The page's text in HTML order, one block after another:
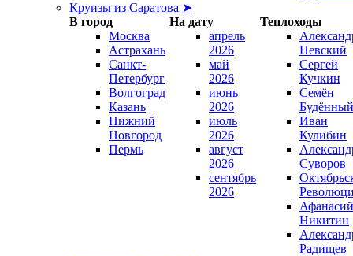
Круизы из Саратова ➤
В город
На дату
Теплоходы
Москва
Астрахань
Санкт-
Петербург
Волгоград
Казань
Нижний
Новгород
Пермь
апрель
2026
май
2026
июнь
2026
июль
2026
август
2026
сентябрь
2026
Невский
Сергей
Кучкин
Семён
Будённый
Иван
Кулибин
Суворов
Афанасий
Никитин
Радищев